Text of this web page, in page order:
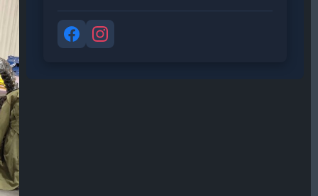
Adresse de messagerie*